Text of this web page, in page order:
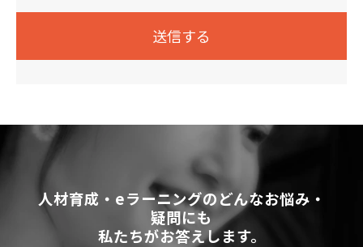
人材育成・eラーニングのどんなお悩み・
疑問にも
私たちがお答えします。